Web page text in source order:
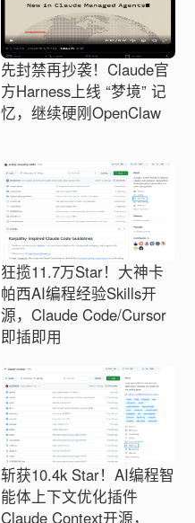
先封禁再抄袭！Claude官
方Harness上线 “梦境” 记
忆，继续硬刚OpenClaw
狂揽11.7万Star！大神卡
帕西AI编程经验Skills开
源，Claude Code/Cursor
即插即用
斩获10.4k Star！AI编程智
能体上下文优化插件
Claude Context开源，